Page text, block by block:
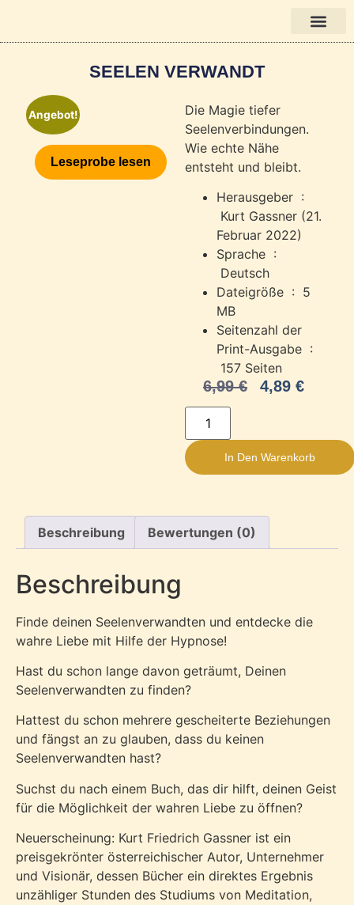
SEELEN VERWANDT
Angebot!
Leseprobe lesen
Die Magie tiefer
Seelenverbindungen.
Wie echte Nähe
entsteht und bleibt.
Herausgeber ‏ :
Kurt Gassner (21.
Februar 2022)
Sprache ‏ :
Deutsch
Dateigröße ‏ : ‎ 5
MB
Seitenzahl der
Print-Ausgabe ‏ :
157 Seiten
6,99€ 4,89 €
In Den Warenkorb
Beschreibung Bewertungen (0)
Beschreibung
Finde deinen Seelenverwandten und entdecke die
wahre Liebe mit Hilfe der Hypnose!
Hast du schon lange davon geträumt, Deinen
Seelenverwandten zu finden?
Hattest du schon mehrere gescheiterte Beziehungen
und fängst an zu glauben, dass du keinen
Seelenverwandten hast?
Suchst du nach einem Buch, das dir hilft, deinen Geist
für die Möglichkeit der wahren Liebe zu öffnen?
Neuerscheinung: Kurt Friedrich Gassner ist ein
preisgekrönter österreichischer Autor, Unternehmer
und Visionär, dessen Bücher ein direktes Ergebnis
unzähliger Stunden des Studiums von Meditation,